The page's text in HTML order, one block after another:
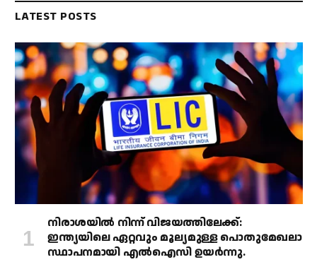
LATEST POSTS
നിരാശയിൽ നിന്ന് വിജയത്തിലേക്ക്:
ഇന്ത്യയിലെ ഏറ്റവും മൂല്യമുള്ള പൊതുമേഖലാ
സ്ഥാപനമായി എൽഐസി ഉയർന്നു.